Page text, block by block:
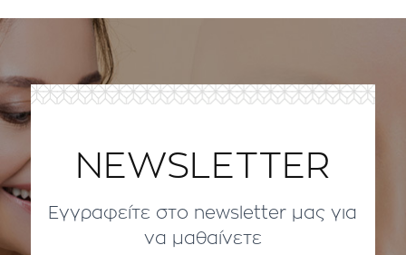
NEWSLETTER
Εγγραφείτε στο newsletter μας για
να μαθαίνετε